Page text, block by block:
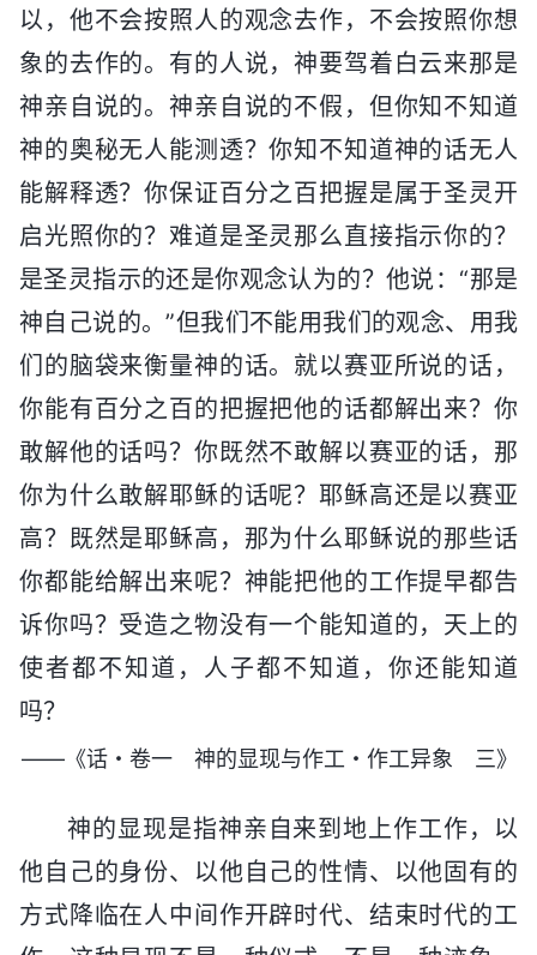
以，他不会按照人的观念去作，不会按照你想
象的去作的。有的人说，神要驾着白云来那是
神亲自说的。神亲自说的不假，但你知不知道
神的奥秘无人能测透？你知不知道神的话无人
能解释透？你保证百分之百把握是属于圣灵开
启光照你的？难道是圣灵那么直接指示你的？
是圣灵指示的还是你观念认为的？他说：“那是
神自己说的。”但我们不能用我们的观念、用我
们的脑袋来衡量神的话。就以赛亚所说的话，
你能有百分之百的把握把他的话都解出来？你
敢解他的话吗？你既然不敢解以赛亚的话，那
你为什么敢解耶稣的话呢？耶稣高还是以赛亚
高？既然是耶稣高，那为什么耶稣说的那些话
你都能给解出来呢？神能把他的工作提早都告
诉你吗？受造之物没有一个能知道的，天上的
使者都不知道，人子都不知道，你还能知道
吗？
——《话・卷一 神的显现与作工・作工异象 三》
神的显现是指神亲自来到地上作工作，以
他自己的身份、以他自己的性情、以他固有的
方式降临在人中间作开辟时代、结束时代的工